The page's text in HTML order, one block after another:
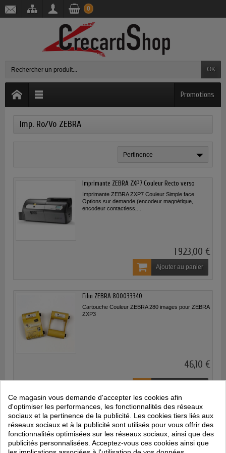
OK
0
Promotions
Imp. Ro/Vo ZEBRA
Pertinence
Imprimante ZEBRA ZXP7 Couleur Recto verso
Imprimante ZEBRA ZXP7 Couleur Simple face
Options sur demande (encodeur magnétique,
encodeur contactless,...
1 923,00 €
Ajouter au panier
Film ZEBRA 800033340
Cartouche Couleur ZEBRA 280 images pour ZEBRA
ZXP3
46,10 €
Affichage 1-2 de 2 article(s)
Ce magasin vous demande d'accepter les cookies afin
d'optimiser les performances, les fonctionnalités des réseaux
sociaux et la pertinence de la publicité. Les cookies tiers liés aux
réseaux sociaux et à la publicité sont utilisés pour vous offrir des
fonctionnalités optimisées sur les réseaux sociaux, ainsi que des
publicités personnalisées. Acceptez-vous ces cookies ainsi que